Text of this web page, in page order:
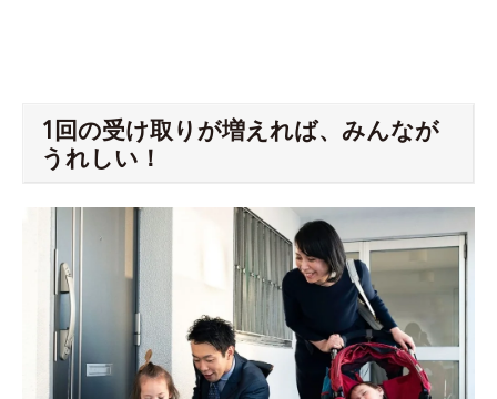
1回の受け取りが増えれば、みんなが
うれしい！